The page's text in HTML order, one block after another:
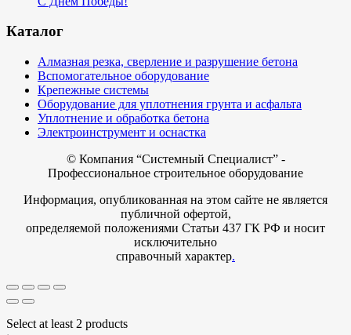
Каталог
Алмазная резка, сверление и разрушение бетона
Вспомогательное оборудование
Крепежные системы
Оборудование для уплотнения грунта и асфальта
Уплотнение и обработка бетона
Электроинструмент и оснастка
© Компания “Системный Специалист” -
Профессиональное строительное оборудование
Информация, опубликованная на этом сайте не является
публичной офертой,
определяемой положениями Статьи 437 ГК РФ и носит
исключительно
справочный характер.
Select at least 2 products